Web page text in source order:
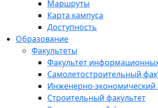
Маршруты
Карта кампуса
Доступность
Образование
Факультеты
Факультет
Самолетостроительный
Инженерно-экономический
Строительный факультет